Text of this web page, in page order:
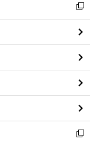
前
閉
る
新
し
い
ウ
ィ
ン
ド
ウ
で
開
く
新